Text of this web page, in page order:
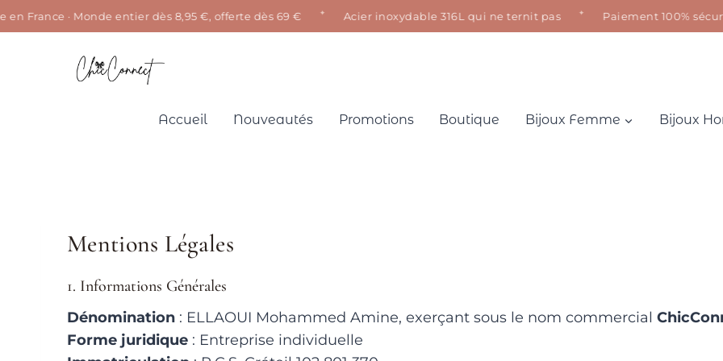
France · Monde entier dès 8,95 €, offerte dès 69 € Acier inoxydable 316L qui ne ternit pas Paiement 100%
Accueil Nouveautés Promotions Boutique Bijoux Femme Bijoux
Mentions Légales
1. Informations Générales
Dénomination : ELLAOUI Mohammed Amine, exerçant sous le nom commercial
Forme juridique : Entreprise individuelle